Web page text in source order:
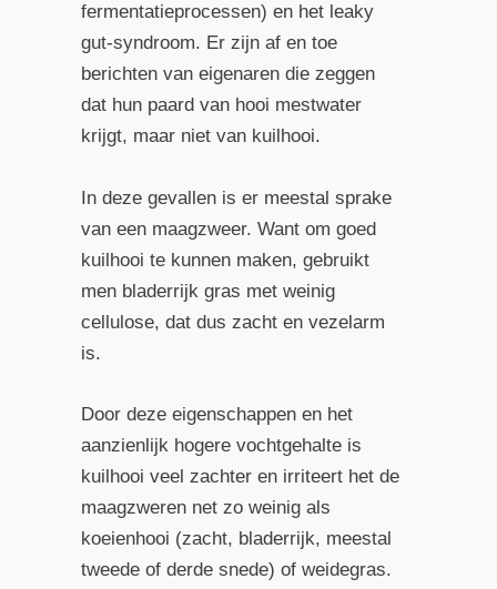
fermentatieprocessen) en het leaky
gut-syndroom. Er zijn af en toe
berichten van eigenaren die zeggen
dat hun paard van hooi mestwater
krijgt, maar niet van kuilhooi.
In deze gevallen is er meestal sprake
van een maagzweer. Want om goed
kuilhooi te kunnen maken, gebruikt
men bladerrijk gras met weinig
cellulose, dat dus zacht en vezelarm
is.
Door deze eigenschappen en het
aanzienlijk hogere vochtgehalte is
kuilhooi veel zachter en irriteert het de
maagzweren net zo weinig als
koeienhooi (zacht, bladerrijk, meestal
tweede of derde snede) of weidegras.